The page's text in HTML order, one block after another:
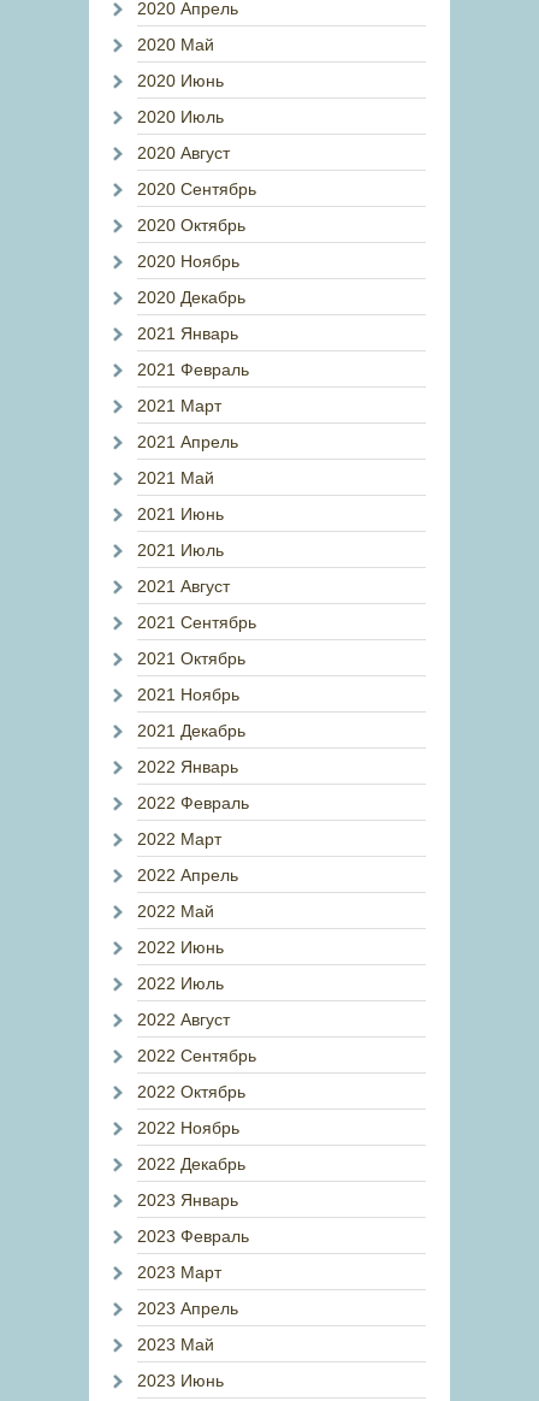
2020 Апрель
2020 Май
2020 Июнь
2020 Июль
2020 Август
2020 Сентябрь
2020 Октябрь
2020 Ноябрь
2020 Декабрь
2021 Январь
2021 Февраль
2021 Март
2021 Апрель
2021 Май
2021 Июнь
2021 Июль
2021 Август
2021 Сентябрь
2021 Октябрь
2021 Ноябрь
2021 Декабрь
2022 Январь
2022 Февраль
2022 Март
2022 Апрель
2022 Май
2022 Июнь
2022 Июль
2022 Август
2022 Сентябрь
2022 Октябрь
2022 Ноябрь
2022 Декабрь
2023 Январь
2023 Февраль
2023 Март
2023 Апрель
2023 Май
2023 Июнь